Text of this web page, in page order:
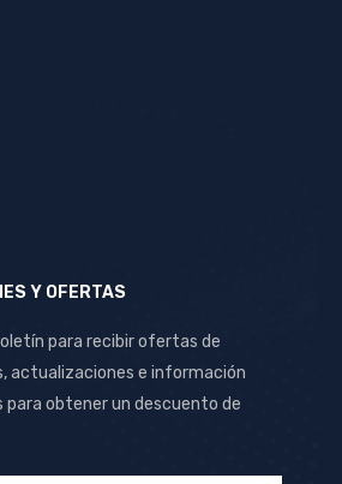
Y OFERTAS
para recibir ofertas de
actualizaciones e información
obtener un descuento de